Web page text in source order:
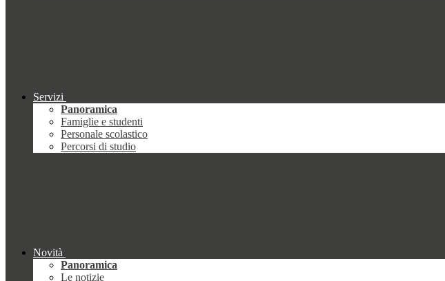
Servizi
Panoramica
Famiglie e studenti
Personale scolastico
Percorsi di studio
Novità
Panoramica
Le notizie